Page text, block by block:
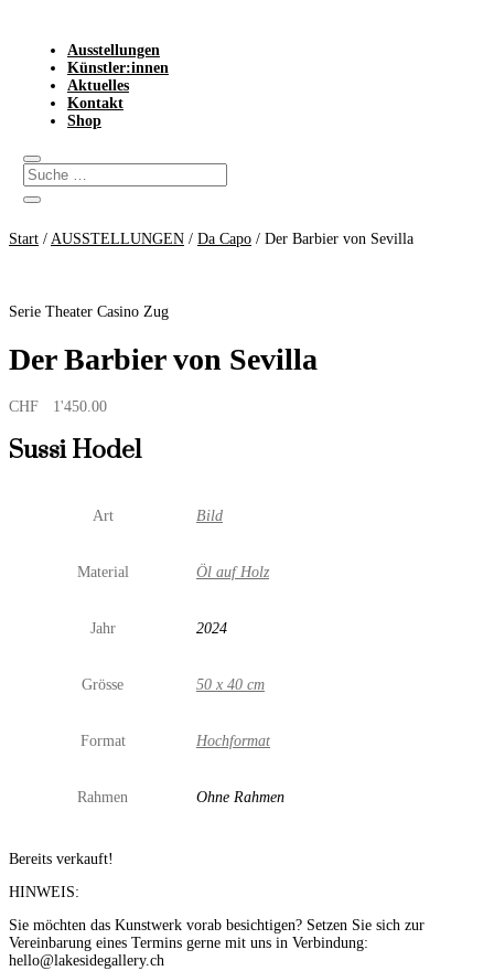
Ausstellungen
Künstler:innen
Aktuelles
Kontakt
Shop
Start / AUSSTELLUNGEN / Da Capo / Der Barbier von Sevilla
Serie Theater Casino Zug
Der Barbier von Sevilla
CHF 1'450.00
Sussi Hodel
Art Bild
Material Öl auf Holz
Jahr 2024
Grösse 50 x 40 cm
Format Hochformat
Rahmen Ohne Rahmen
Bereits verkauft!
HINWEIS:
Sie möchten das Kunstwerk vorab besichtigen? Setzen Sie sich zur
Vereinbarung eines Termins gerne mit uns in Verbindung:
hello@lakesidegallery.ch